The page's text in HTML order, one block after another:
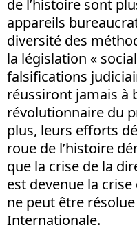
de l’histoire sont
appareils
diversité des
la législation «
falsifications
réussiront jamais à
révolutionnaire du
plus, leurs efforts
roue de l’histoire
que la crise de la
est devenue la
ne peut être
Internationale.